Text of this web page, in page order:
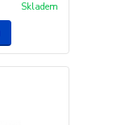
Skladem